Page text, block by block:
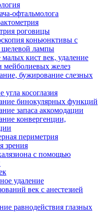
офтальмолога
роговицы
коньюнктивы с
лампы
кист век, удаление
мейболиевых желез
бужирование слезных
угла косоглазия
бинокулярных функций
запаса аккомодации
конвергенции,
периметрия
зрения
с помощью
удаление
век с анестезией
равнодействия глазных